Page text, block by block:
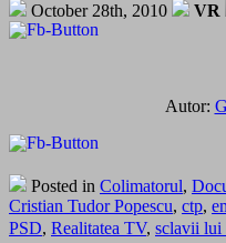
October 28th, 2010 VR
Autor:
Posted in Colimatorul,
Cristian Tudor Popescu, ctp,
PSD, Realitatea TV, sclavii lui